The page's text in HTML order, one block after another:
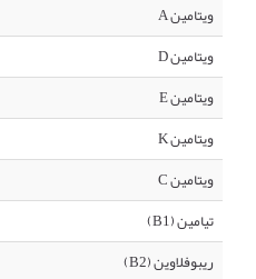
ویتامین A
ویتامین D
ویتامین E
ویتامین K
ویتامین C
تیامین (B1)
ریبوفلاوین (B2)